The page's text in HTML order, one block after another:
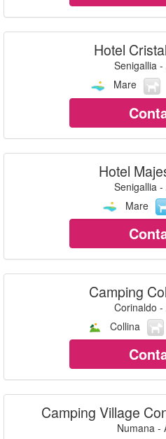
Hotel
Senigallia
Mare
Hotel
Senigallia -
Mare
Camping
Corinaldo -
Collina
Camping Village
Numana -